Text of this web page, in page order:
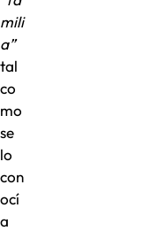
mili
a”
tal
co
mo
se
lo
con
ocí
a